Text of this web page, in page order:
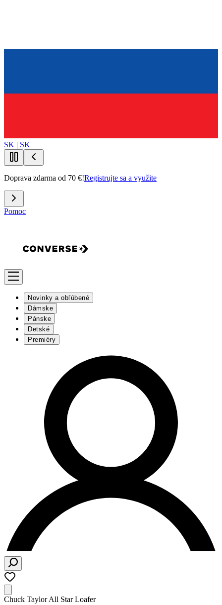
SK | SK
Doprava zdarma od 70 €!Registrujte sa a využite
Pomoc
Novinky a obľúbené
Dámske
Pánske
Detské
Premiéry
Chuck Taylor All Star Loafer